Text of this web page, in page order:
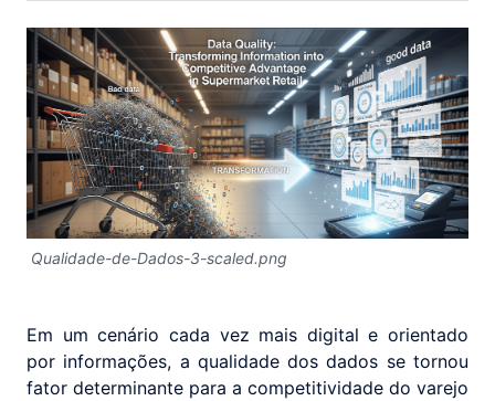
Qualidade-de-Dados-3-scaled.png
Em um cenário cada vez mais digital e orientado
por informações, a qualidade dos dados se tornou
fator determinante para a competitividade do varejo